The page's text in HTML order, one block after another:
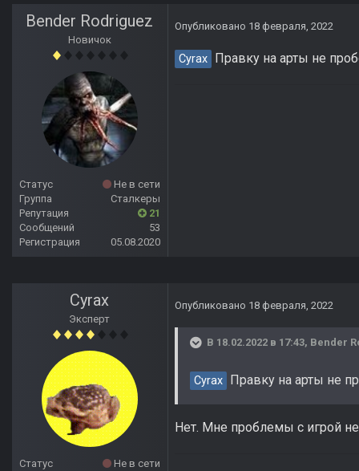
Bender Rodriguez
Новичок
Статус
Не в сети
Группа
Сталкеры
Репутация
21
Сообщений
53
Регистрация
05.08.2020
Опубликовано 18 февраля, 2022
Cyrax Правку на арты не
Cyrax
Эксперт
Статус
Не в сети
Опубликовано 18 февраля, 2022
В 18.02.2022 в 17:43, Bender
Cyrax Правку на арты не
Нет. Мне проблемы с игрой